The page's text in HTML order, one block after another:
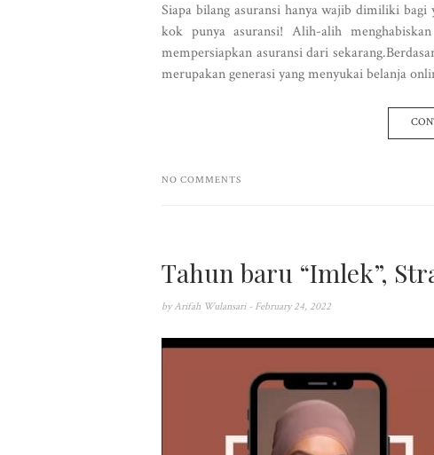
Siapa bilang asuransi hanya wajib dimiliki bagi
kok punya asuransi! Alih-alih
mempersiapkan asuransi dari
merupakan generasi yang menyukai belanja
NO COMMENTS
Tahun baru “Imlek”,
by Arifah Wulansari - February 24, 2022